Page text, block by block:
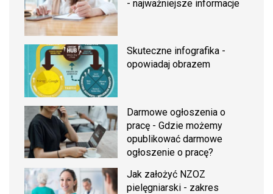
- najważniejsze informacje
Skuteczne infografika -
opowiadaj obrazem
Darmowe ogłoszenia o
pracę - Gdzie możemy
opublikować darmowe
ogłoszenie o pracę?
Jak założyć NZOZ
pielęgniarski - zakres